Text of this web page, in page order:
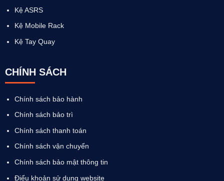
Kệ ASRS
Kệ Mobile Rack
Kệ Tay Quay
CHÍNH SÁCH
Chính sách bảo hành
Chính sách bảo trì
Chính sách thanh toán
Chính sách vận chuyển
Chính sách bảo mật thông tin
Điểu khoản sử dụng website